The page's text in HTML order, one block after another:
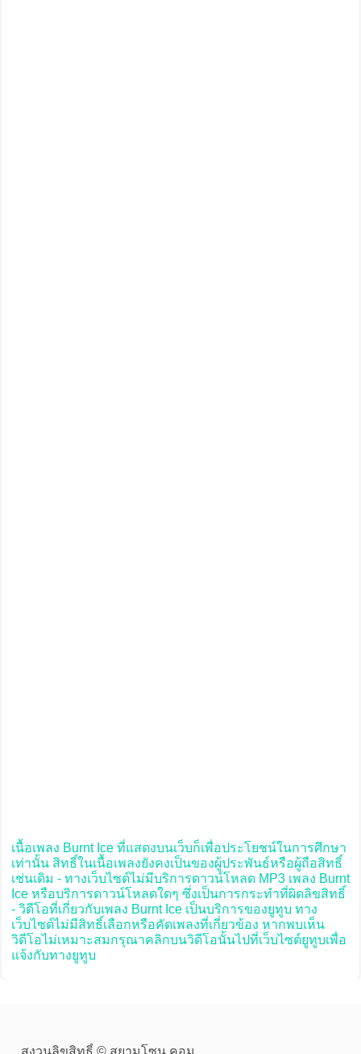
เนื้อเพลง Burnt Ice ที่แสดงบนเว็บก็เพื่อประโยชน์ในการศึกษา
เท่านั้น สิทธิ์ในเนื้อเพลงยังคงเป็นของผู้ประพันธ์หรือผู้ถือสิทธิ์
เช่นเดิม - ทางเว็บไซต์ไม่มีบริการดาวน์โหลด MP3 เพลง Burnt
Ice หรือบริการดาวน์โหลดใดๆ ซึ่งเป็นการกระทำที่ผิดลิขสิทธิ์
- วิดีโอที่เกี่ยวกับเพลง Burnt Ice เป็นบริการของยูทูบ ทาง
เว็บไซต์ไม่มีสิทธิ์เลือกหรือคัดเพลงที่เกี่ยวข้อง หากพบเห็น
วิดีโอไม่เหมาะสมกรุณาคลิกบนวิดีโอนั้นไปที่เว็บไซต์ยูทูบเพื่อ
แจ้งกับทางยูทูบ